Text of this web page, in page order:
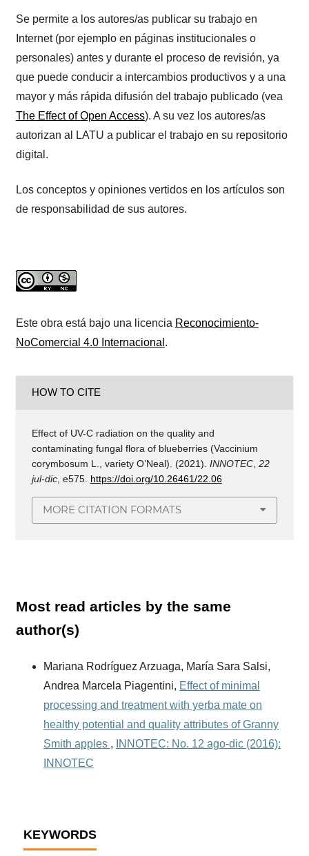
Se permite a los autores/as publicar su trabajo en
Internet (por ejemplo en páginas institucionales o
personales) antes y durante el proceso de revisión, ya
que puede conducir a intercambios productivos y a una
mayor y más rápida difusión del trabajo publicado (vea
The Effect of Open Access). A su vez los autores/as
autorizan al LATU a publicar el trabajo en su repositorio
digital.
Los conceptos y opiniones vertidos en los artículos son
de responsabilidad de sus autores.
Este obra está bajo una licencia Reconocimiento-
NoComercial 4.0 Internacional .
HOW TO CITE
Effect of UV-C radiation on the quality and
contaminating fungal flora of blueberries (Vaccinium
corymbosum L., variety O’Neal). (2021). INNOTEC, 22
jul-dic, e575. https://doi.org/10.26461/22.06
MORE CITATION FORMATS
Most read articles by the same
author(s)
Mariana Rodríguez Arzuaga, María Sara Salsi,
Andrea Marcela Piagentini, Effect of minimal
processing and treatment with yerba mate on
healthy potential and quality attributes of Granny
Smith apples ,
INNOTEC: No. 12 ago-dic (2016):
INNOTEC
KEYWORDS